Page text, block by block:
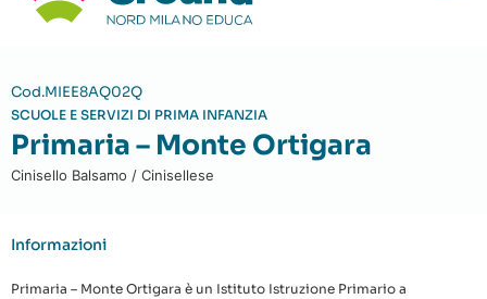
Cod.MIEE8AQ02Q
SCUOLE E SERVIZI DI PRIMA INFANZIA
Primaria – Monte Ortigara
Cinisello Balsamo / Cinisellese
Informazioni
Primaria – Monte Ortigara è un Istituto Istruzione Primario a